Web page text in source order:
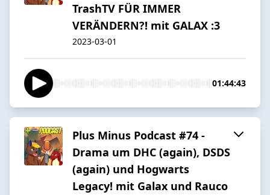
TrashTV FÜR IMMER
VERÄNDERN?! mit GALAX :3
2023-03-01
01:44:43
Plus Minus Podcast #74 -
Drama um DHC (again), DSDS
(again) und Hogwarts
Legacy! mit Galax und Rauco